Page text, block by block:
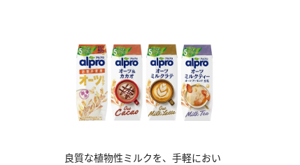
良質な植物性ミルクを、手軽におい